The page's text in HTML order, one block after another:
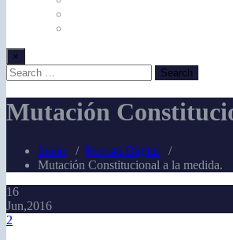
×
Mutación
Inicio / Revista Digital /
Mutación Constitucional a la medida.
16
Jun,2016
2